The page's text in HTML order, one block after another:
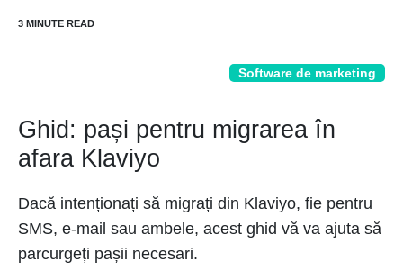
Software de marketing
Ghid: pași pentru migrarea în
afara Klaviyo
Dacă intenționați să migrați din Klaviyo, fie pentru
SMS, e-mail sau ambele, acest ghid vă va ajuta să
parcurgeți pașii necesari.